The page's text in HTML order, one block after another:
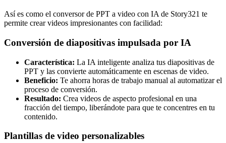
Así es como el conversor de PPT a video con IA de Story321 te
permite crear videos impresionantes con facilidad:
Conversión de diapositivas impulsada por IA
Característica: La IA inteligente analiza tus diapositivas de
PPT y las convierte automáticamente en escenas de video.
Beneficio: Te ahorra horas de trabajo manual al automatizar el
proceso de conversión.
Resultado: Crea videos de aspecto profesional en una
fracción del tiempo, liberándote para que te concentres en tu
contenido.
Plantillas de video personalizables